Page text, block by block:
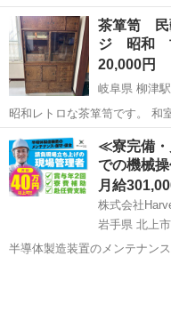
ですので傷汚れなどはありま
具？がなくなっている場所があります 東近江市まで引
願いします。
滋賀 東近江市 河辺の
茶箪笥 民
ジ 昭和
20,000円
岐阜県 柳津駅
昭和レトロな茶箪笥です。 和
テリアにも合うと思います。 上下2
高さ 約152.5cm 幅 約97.5cm
態】...
岐阜 岐阜市 柳津駅
≪寮完備・
での機械
月給
株式会社
岩手県 北上市
半導体製造装置のメンテナンスや